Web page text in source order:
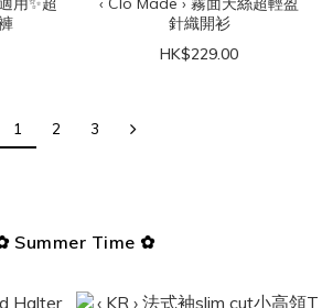
針織開衫
HK$229.00
1 2 3
Summer Time ✿